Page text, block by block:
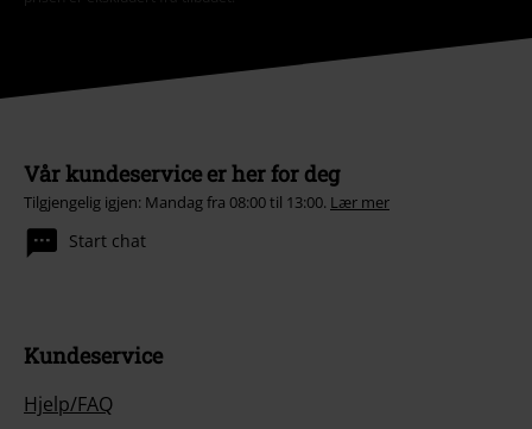
Vår kundeservice er her for deg
Tilgjengelig igjen: Mandag fra 08:00 til 13:00. Lær mer
Start chat
Kundeservice
Hjelp/FAQ